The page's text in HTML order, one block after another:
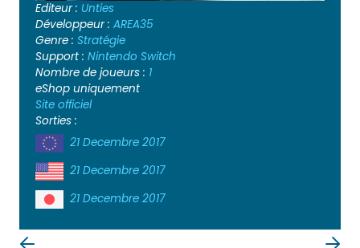
Editeur : Unties
Développeur : AREA35
Genre : Stratégie
Support : Nintendo Switch
Nombre de joueurs : 1
eShop uniquement
Site officiel
Sorties :
21 Decembre 2017
21 Decembre 2017
21 Decembre 2017